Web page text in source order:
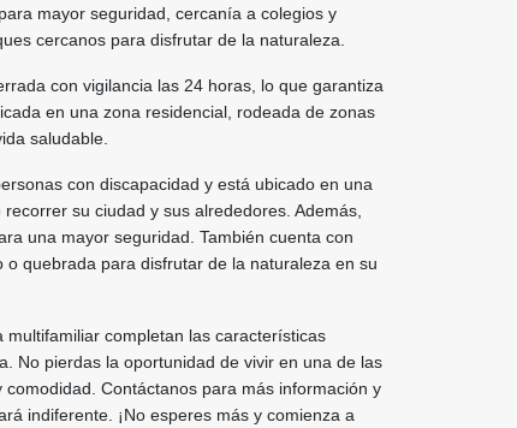
mayor seguridad, cercanía a colegios y
cercanos para disfrutar de la naturaleza.
con vigilancia las 24 horas, lo que garantiza
en una zona residencial, rodeada de zonas
saludable.
con discapacidad y está ubicado en una
su ciudad y sus alrededores. Además,
una mayor seguridad. También cuenta con
quebrada para disfrutar de la naturaleza en su
completan las características
No pierdas la oportunidad de vivir en una de las
Contáctanos para más información y
indiferente. ¡No esperes más y comienza a